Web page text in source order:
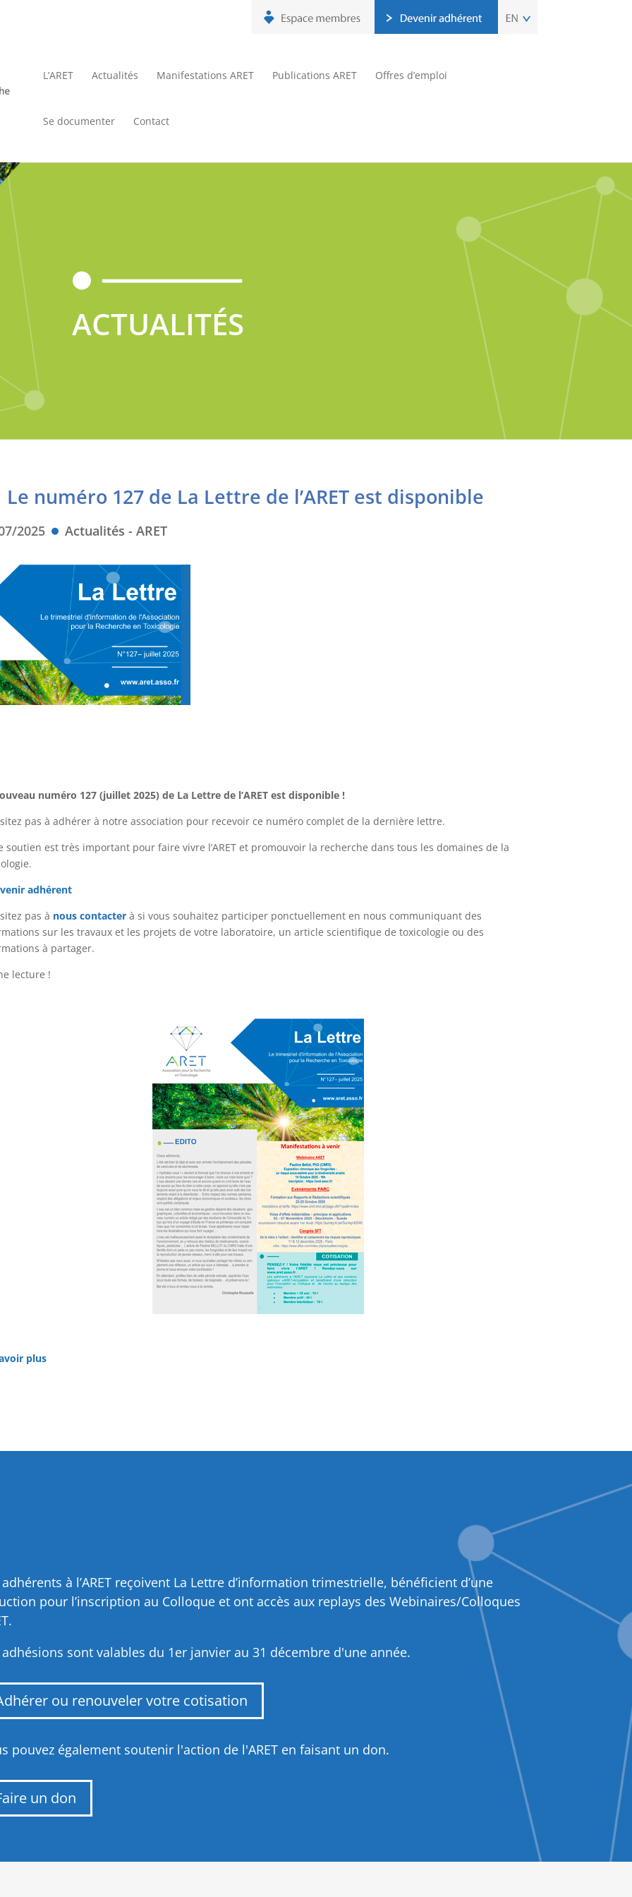
L’ARET Actualités Manifestations ARET Publications ARET Offres d’emploi
Se documenter Contact
ACTUALITÉS
Le numéro 127 de La Lettre de l’ARET est disponible
2025 Actualités - ARET
numéro 127 (juillet 2025) de La Lettre de l’ARET est disponible !
pas à adhérer à notre association pour recevoir ce numéro complet de la dernière lettre.
soutien est très important pour faire vivre l’ARET et promouvoir la recherche dans tous les domaines de la
adhérent
pas à nous contacterà si vous souhaitez participer ponctuellement en nous communiquant des
sur les travaux et les projets de votre laboratoire, un article scientifique de toxicologie ou des
à partager.
lecture !
plus
adhérents à l’ARET reçoivent La Lettre d’information trimestrielle, bénéficient d’une
pour l’inscription au Colloque et ont accès aux replays des Webinaires/Colloques
adhésions sont valables du 1er janvier au 31 décembre d'une année.
ou renouveler votre cotisation
pouvez également soutenir l'action de l'ARET en faisant un don.
un don